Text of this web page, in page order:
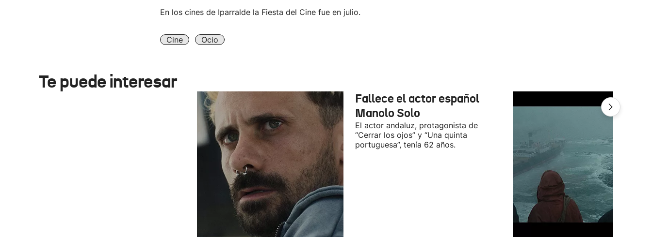
En los cines de Iparralde la Fiesta del Cine fue en julio.
Cine Ocio
Te puede interesar
Fallece el actor español
Manolo Solo
El actor andaluz, protagonista de
“Cerrar los ojos” y “Una quinta
portuguesa”, tenía 62 años.